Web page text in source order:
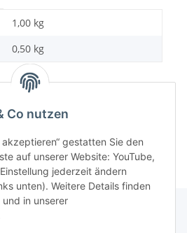
Co nutzen
gestatten Sie den
auf unserer Website: YouTube,
jederzeit ändern
unten). Weitere Details finden
und in unserer
1,00 kg
0,50 kg